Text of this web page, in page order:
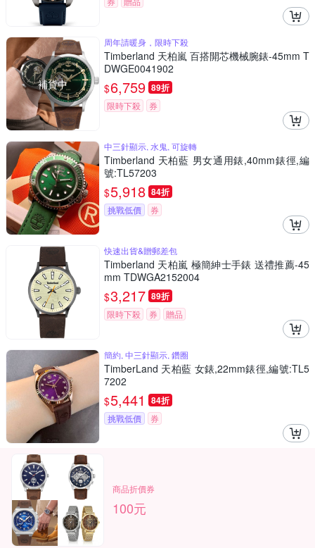
補貨中
周年請暖身，限時下殺
Timberland 天柏嵐 百搭開芯機械腕錶-45mm T
DWGE0041902
$6,759 89折
限時下殺 券
中三針顯示, 水鬼, 可旋轉
Timberland 天柏藍 男女通用錶,40mm錶徑,編
號:TL57203
$5,918 84折
挑戰低價 券
快速出貨&贈郵差包
Timberland 天柏嵐 極簡紳士手錶 送禮推薦-45
mm TDWGA2152004
$3,217 89折
限時下殺 券 贈品
簡約, 中三針顯示, 鑽圈
TimberLand 天柏藍 女錶,22mm錶徑,編號:TL5
7202
$5,441 84折
挑戰低價 券
商品折價券
100元